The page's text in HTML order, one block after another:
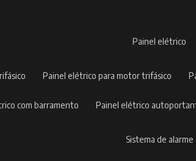
painel elétrico
painel elétrico para motor trifásico
com barramento painel elétrico
sistema de alarme